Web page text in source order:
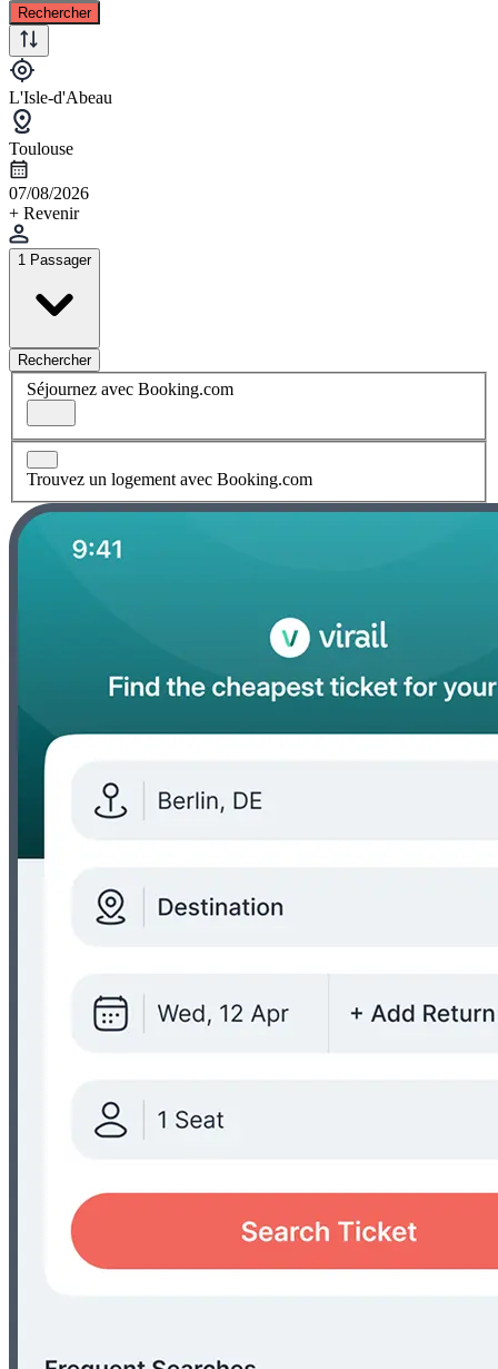
Rechercher
L'Isle-d'Abeau
Toulouse
07/08/2026
+ Revenir
1 Passager
Rechercher
Séjournez avec Booking.com
Trouvez un logement avec Booking.com